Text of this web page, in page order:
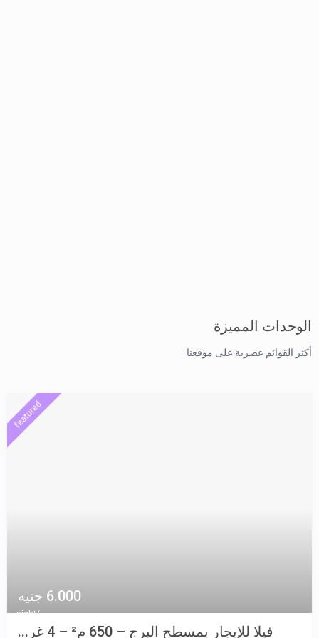
الوحدات المميزة
أكثر القوائم عصرية على موقعنا
featured
6.000 جنيه
/night
فيلا للإيجار بمسطح البرج – 650 م² – 4 غر...